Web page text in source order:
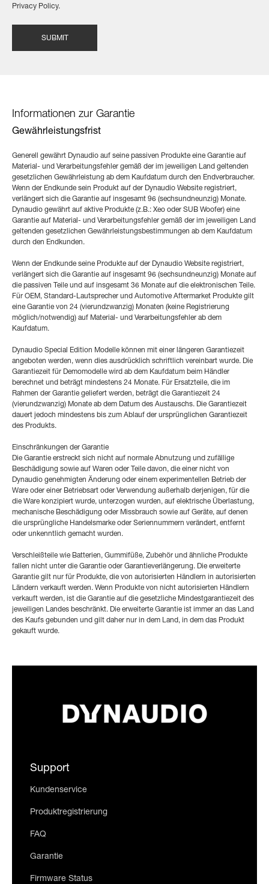
Privacy Policy.
Informationen zur Garantie
Gewährleistungsfrist
Generell gewährt Dynaudio auf seine passiven Produkte eine Garantie auf
Material- und Verarbeitungsfehler gemäß der im jeweiligen Land geltenden
gesetzlichen Gewährleistung ab dem Kaufdatum durch den Endverbraucher.
Wenn der Endkunde sein Produkt auf der Dynaudio Website registriert,
verlängert sich die Garantie auf insgesamt 96 (sechsundneunzig) Monate.
Dynaudio gewährt auf aktive Produkte (z.B.: Xeo oder SUB Woofer) eine
Garantie auf Material- und Verarbeitungsfehler gemäß der im jeweiligen Land
geltenden gesetzlichen Gewährleistungsbestimmungen ab dem Kaufdatum
durch den Endkunden.
Wenn der Endkunde seine Produkte auf der Dynaudio Website registriert,
verlängert sich die Garantie auf insgesamt 96 (sechsundneunzig) Monate auf
die passiven Teile und auf insgesamt 36 Monate auf die elektronischen Teile.
Für OEM, Standard-Lautsprecher und Automotive Aftermarket Produkte gilt
eine Garantie von 24 (vierundzwanzig) Monaten (keine Registrierung
möglich/notwendig) auf Material- und Verarbeitungsfehler ab dem
Kaufdatum.
Dynaudio Special Edition Modelle können mit einer längeren Garantiezeit
angeboten werden, wenn dies ausdrücklich schriftlich vereinbart wurde. Die
Garantiezeit für Demomodelle wird ab dem Kaufdatum beim Händler
berechnet und beträgt mindestens 24 Monate. Für Ersatzteile, die im
Rahmen der Garantie geliefert werden, beträgt die Garantiezeit 24
(vierundzwanzig) Monate ab dem Datum des Austauschs. Die Garantiezeit
dauert jedoch mindestens bis zum Ablauf der ursprünglichen Garantiezeit
des Produkts.
Einschränkungen der Garantie
Die Garantie erstreckt sich nicht auf normale Abnutzung und zufällige
Beschädigung sowie auf Waren oder Teile davon, die einer nicht von
Dynaudio genehmigten Änderung oder einem experimentellen Betrieb der
Ware oder einer Betriebsart oder Verwendung außerhalb derjenigen, für die
die Ware konzipiert wurde, unterzogen wurden, auf elektrische Überlastung,
mechanische Beschädigung oder Missbrauch sowie auf Geräte, auf denen
die ursprüngliche Handelsmarke oder Seriennummern verändert, entfernt
oder unkenntlich gemacht wurden.
Verschleißteile wie Batterien, Gummifüße, Zubehör und ähnliche Produkte
fallen nicht unter die Garantie oder Garantieverlängerung. Die erweiterte
Garantie gilt nur für Produkte, die von autorisierten Händlern in autorisierten
Ländern verkauft werden. Wenn Produkte von nicht autorisierten Händlern
verkauft werden, ist die Garantie auf die gesetzliche Mindestgarantiezeit des
jeweiligen Landes beschränkt. Die erweiterte Garantie ist immer an das Land
des Kaufs gebunden und gilt daher nur in dem Land, in dem das Produkt
gekauft wurde.
Support
Kundenservice
Produktregistrierung
FAQ
Garantie
Firmware Status